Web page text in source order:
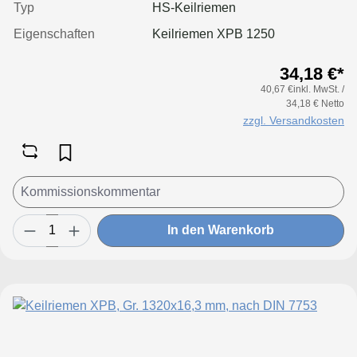
Typ
HS-Keilriemen
Eigenschaften
Keilriemen XPB 1250
34,18 €*
40,67 €inkl. MwSt. /
34,18 € Netto
zzgl. Versandkosten
In den Warenkorb